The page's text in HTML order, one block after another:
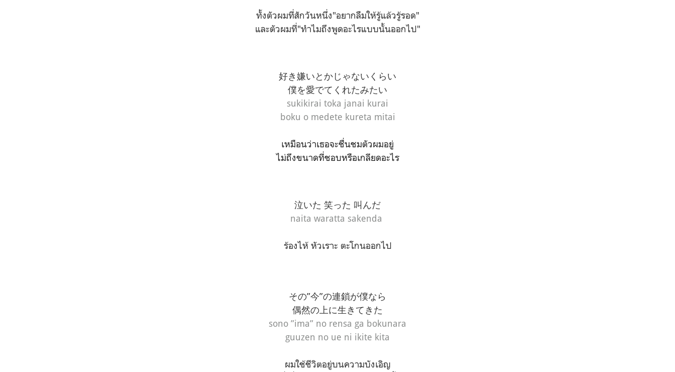
ทั้งตัวผมที่สักวันหนึ่ง"อยากลืมให้รู้แล้วรู้รอด"
และตัวผมที่"ทำไมถึงพูดอะไรแบบนั้นออกไป"
好き嫌いとかじゃないくらい
僕を愛でてくれたみたい
sukikirai toka janai kurai
boku o medete kureta mitai
เหมือนว่าเธอจะชื่นชมตัวผมอยู่
ไม่ถึงขนาดที่ชอบหรือเกลียดอะไร
泣いた 笑った 叫んだ
naita waratta sakenda
ร้องไห้ หัวเราะ ตะโกนออกไป
その”今”の連鎖が僕なら
偶然の上に生きてきた
sono ”ima” no rensa ga bokunara
guuzen no ue ni ikite kita
ผมใช้ชีวิตอยู่บนความบังเอิญ